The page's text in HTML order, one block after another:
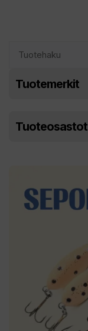
Search
Tuotemerkit
Tuoteosastot